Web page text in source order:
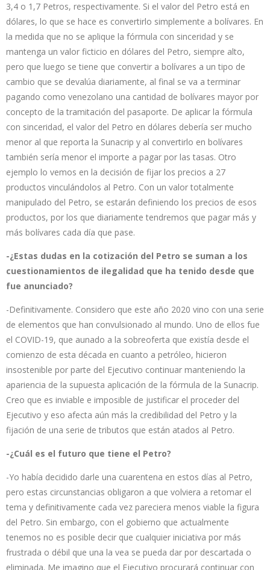
3,4 o 1,7 Petros, respectivamente. Si el valor del Petro está en
dólares, lo que se hace es convertirlo simplemente a bolívares. En
la medida que no se aplique la fórmula con sinceridad y se
mantenga un valor ficticio en dólares del Petro, siempre alto,
pero que luego se tiene que convertir a bolívares a un tipo de
cambio que se devalúa diariamente, al final se va a terminar
pagando como venezolano una cantidad de bolívares mayor por
concepto de la tramitación del pasaporte. De aplicar la fórmula
con sinceridad, el valor del Petro en dólares debería ser mucho
menor al que reporta la Sunacrip y al convertirlo en bolívares
también sería menor el importe a pagar por las tasas. Otro
ejemplo lo vemos en la decisión de fijar los precios a 27
productos vinculándolos al Petro. Con un valor totalmente
manipulado del Petro, se estarán definiendo los precios de esos
productos, por los que diariamente tendremos que pagar más y
más bolívares cada día que pase.
-¿Estas dudas en la cotización del Petro se suman a los
cuestionamientos de ilegalidad que ha tenido desde que
fue anunciado?
-Definitivamente. Considero que este año 2020 vino con una serie
de elementos que han convulsionado al mundo. Uno de ellos fue
el COVID-19, que aunado a la sobreoferta que existía desde el
comienzo de esta década en cuanto a petróleo, hicieron
insostenible por parte del Ejecutivo continuar manteniendo la
apariencia de la supuesta aplicación de la fórmula de la Sunacrip.
Creo que es inviable e imposible de justificar el proceder del
Ejecutivo y eso afecta aún más la credibilidad del Petro y la
fijación de una serie de tributos que están atados al Petro.
-¿Cuál es el futuro que tiene el Petro?
-Yo había decidido darle una cuarentena en estos días al Petro,
pero estas circunstancias obligaron a que volviera a retomar el
tema y definitivamente cada vez pareciera menos viable la figura
del Petro. Sin embargo, con el gobierno que actualmente
tenemos no es posible decir que cualquier iniciativa por más
frustrada o débil que una la vea se pueda dar por descartada o
eliminada. Me imagino que el Ejecutivo procurará continuar con